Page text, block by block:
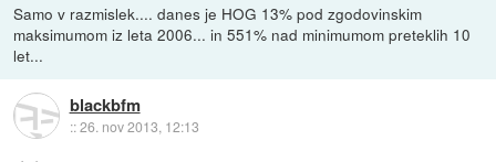
Samo v razmislek.... danes je HOG 13% pod zgodovinskim
maksimumom iz leta 2006... in 551% nad minimumom preteklih 10
let...
blackbfm
::26. nov 2013, 12:13